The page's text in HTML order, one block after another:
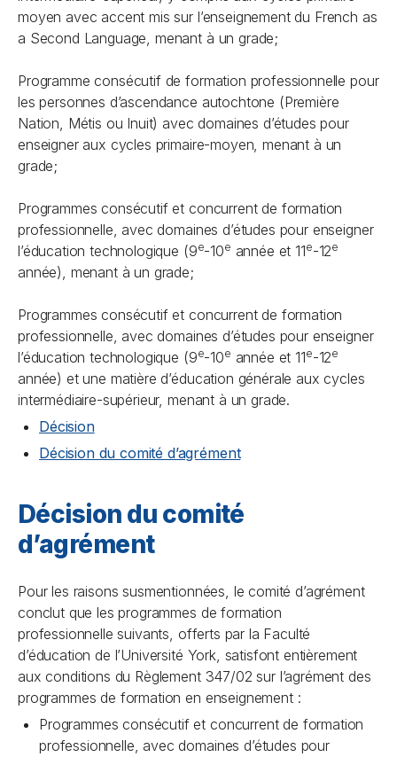
moyen avec accent mis sur l’enseignement du French as
a Second Language, menant à un grade;
Programme consécutif de formation professionnelle pour
les personnes d’ascendance autochtone (Première
Nation, Métis ou Inuit) avec domaines d’études pour
enseigner aux cycles primaire-moyen, menant à un
grade;
Programmes consécutif et concurrent de formation
professionnelle, avec domaines d’études pour enseigner
l’éducation technologique (9e-10e année et 11e-12e
année), menant à un grade;
Programmes consécutif et concurrent de formation
professionnelle, avec domaines d’études pour enseigner
l’éducation technologique (9e-10e année et 11e-12e
année) et une matière d’éducation générale aux cycles
intermédiaire-supérieur, menant à un grade.
Décision
Décision du comité d’agrément
Décision du comité
d’agrément
Pour les raisons susmentionnées, le comité d’agrément
conclut que les programmes de formation
professionnelle suivants, offerts par la Faculté
d’éducation de l’Université York, satisfont entièrement
aux conditions du Règlement 347/02 sur l’agrément des
programmes de formation en enseignement :
Programmes consécutif et concurrent de formation
professionnelle, avec domaines d’études pour